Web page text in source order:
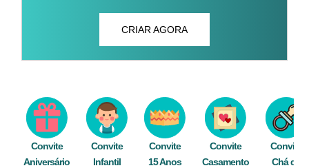
CRIAR AGORA
Convite
Aniversário
Convite
Infantil
Convite
15 Anos
Convite
Casamento
Convite
Chá de